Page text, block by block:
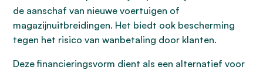
de aanschaf van nieuwe voertuigen of
magazijnuitbreidingen. Het biedt ook bescherming
tegen het risico van wanbetaling door klanten.
Deze financieringsvorm dient als een alternatief voor